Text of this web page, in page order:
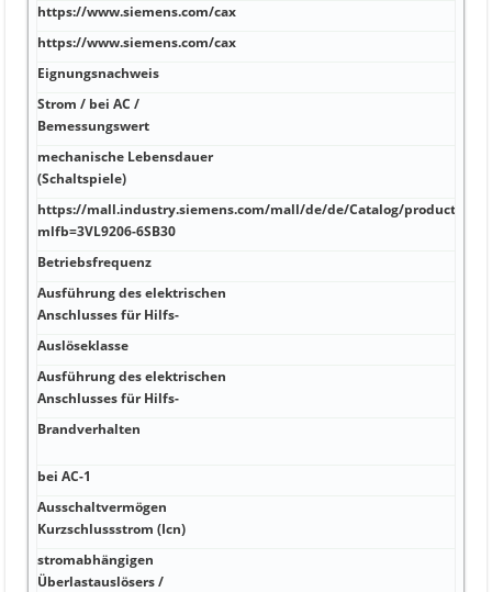
https://www.siemens.com/cax
https://www.siemens.com/cax
Eignungsnachweis
Strom / bei AC /
Bemessungswert
mechanische Lebensdauer
(Schaltspiele)
https://mall.industry.siemens.com/mall/de/de/Catalog/product?
mlfb=3VL9206-6SB30
Betriebsfrequenz
Ausführung des elektrischen
Anschlusses für Hilfs-
Auslöseklasse
Ausführung des elektrischen
Anschlusses für Hilfs-
Brandverhalten
bei AC-1
Ausschaltvermögen
Kurzschlussstrom (Icn)
stromabhängigen
Überlastauslösers /